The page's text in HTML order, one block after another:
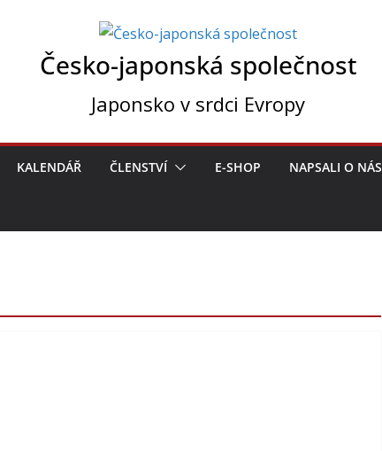
Česko-japonská společnost
Japonsko v srdci Evropy
KALENDÁŘ ČLENSTVÍ E-SHOP NAPSALI O NÁS